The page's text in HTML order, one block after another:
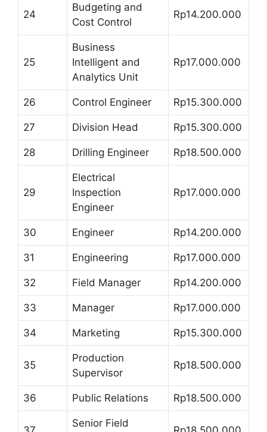
24
Budgeting and
Cost Control
Rp14.200.000
25
Business
Intelligent and
Analytics Unit
Rp17.000.000
26 Control Engineer Rp15.300.000
27 Division Head Rp15.300.000
28 Drilling Engineer Rp18.500.000
29
Electrical
Inspection
Engineer
Rp17.000.000
30 Engineer Rp14.200.000
31 Engineering Rp17.000.000
32 Field Manager Rp14.200.000
33 Manager Rp17.000.000
34 Marketing Rp15.300.000
35
Production
Supervisor
Rp18.500.000
36 Public Relations Rp18.500.000
Senior Field